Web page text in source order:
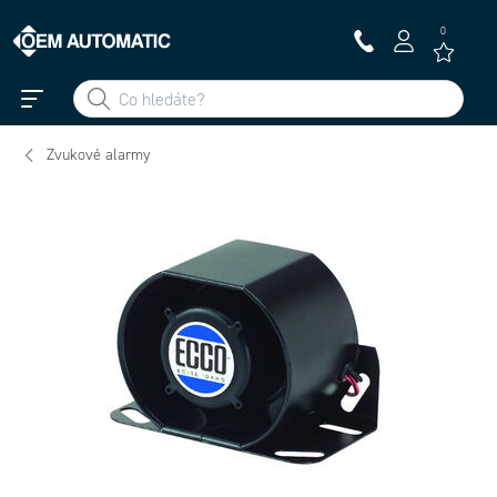
0
Zvukové alarmy